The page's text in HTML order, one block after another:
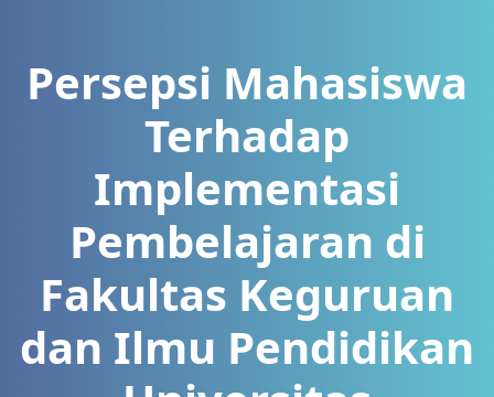
Persepsi Mahasiswa
Terhadap
Implementasi
Pembelajaran di
Fakultas Keguruan
dan Ilmu Pendidikan